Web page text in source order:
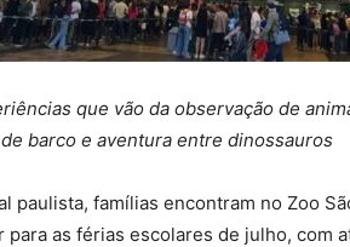
que vão da observação de
barco e aventura entre dinossauros
paulista, famílias encontram no Zoo
para as férias escolares de julho, com